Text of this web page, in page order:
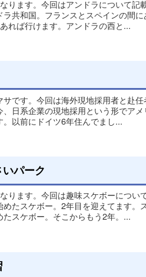
ります。今回はアンドラについて記
共和国。フランスとスペインの間
れば行けます。アンドラの西と...
です。今回は海外現地採用者と赴
日系企業の現地採用という形でア
以前にドイツ6年住んでまし...
パーク
ります。今回は趣味スケボーについ
たスケボー。2年目を迎えてます。
スケボー。そこからもう2年。...